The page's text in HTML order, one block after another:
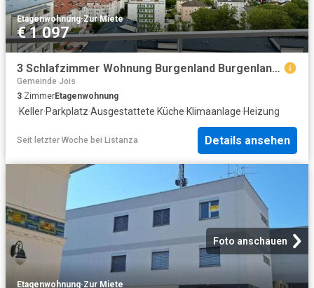
Etagenwohnung·Zur Miete
€ 1 097
3 Schlafzimmer Wohnung Burgenland Burgenland 104683895
Gemeinde Jois
3 ZimmerEtagenwohnung
·Keller·Parkplatz·Ausgestattete Küche·Klimaanlage·Heizung
Seit letzter Woche bei Listanza Details ansehen
Foto anschauen
Etagenwohnung·Zur Miete